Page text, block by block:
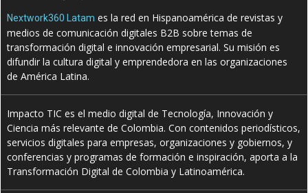
Nextwork360 Latam es la red en Hispanoamérica de revistas y
medios de comunicación digitales B2B sobre temas de
transformación digital e innovación empresarial. Su misión es
difundir la cultura digital y emprendedora en las organizaciones
de América Latina.
Impacto TIC es el medio digital de Tecnología, Innovación y
Ciencia más relevante de Colombia. Con contenidos periodísticos,
servicios digitales para empresas, organizaciones y gobiernos, y
conferencias y programas de formación e inspiración, aporta a la
Transformación Digital de Colombia y Latinoamérica.